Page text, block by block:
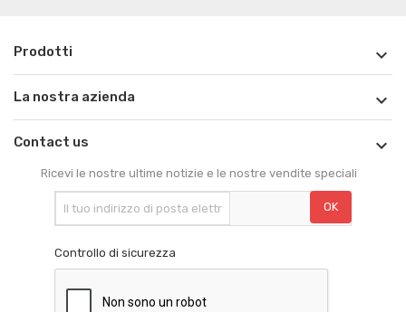
Prodotti 
La nostra azienda 
Contact us 
Ricevi le nostre ultime notizie e le nostre vendite speciali
Controllo di sicurezza